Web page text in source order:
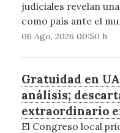
judiciales revelan
como país ante el
06 Ago, 2026 00:50 h
Gratuidad en
análisis;
extraordinario
El Congreso local